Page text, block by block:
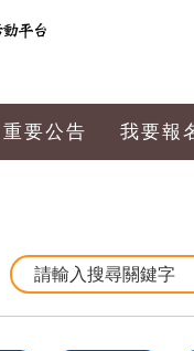
重要公告 我要報